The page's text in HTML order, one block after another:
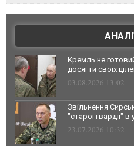
Кремль не
досягти своїх
03.08.2026 13:02
Звільнення
"старої гвардії" в
23.07.2026 10:32